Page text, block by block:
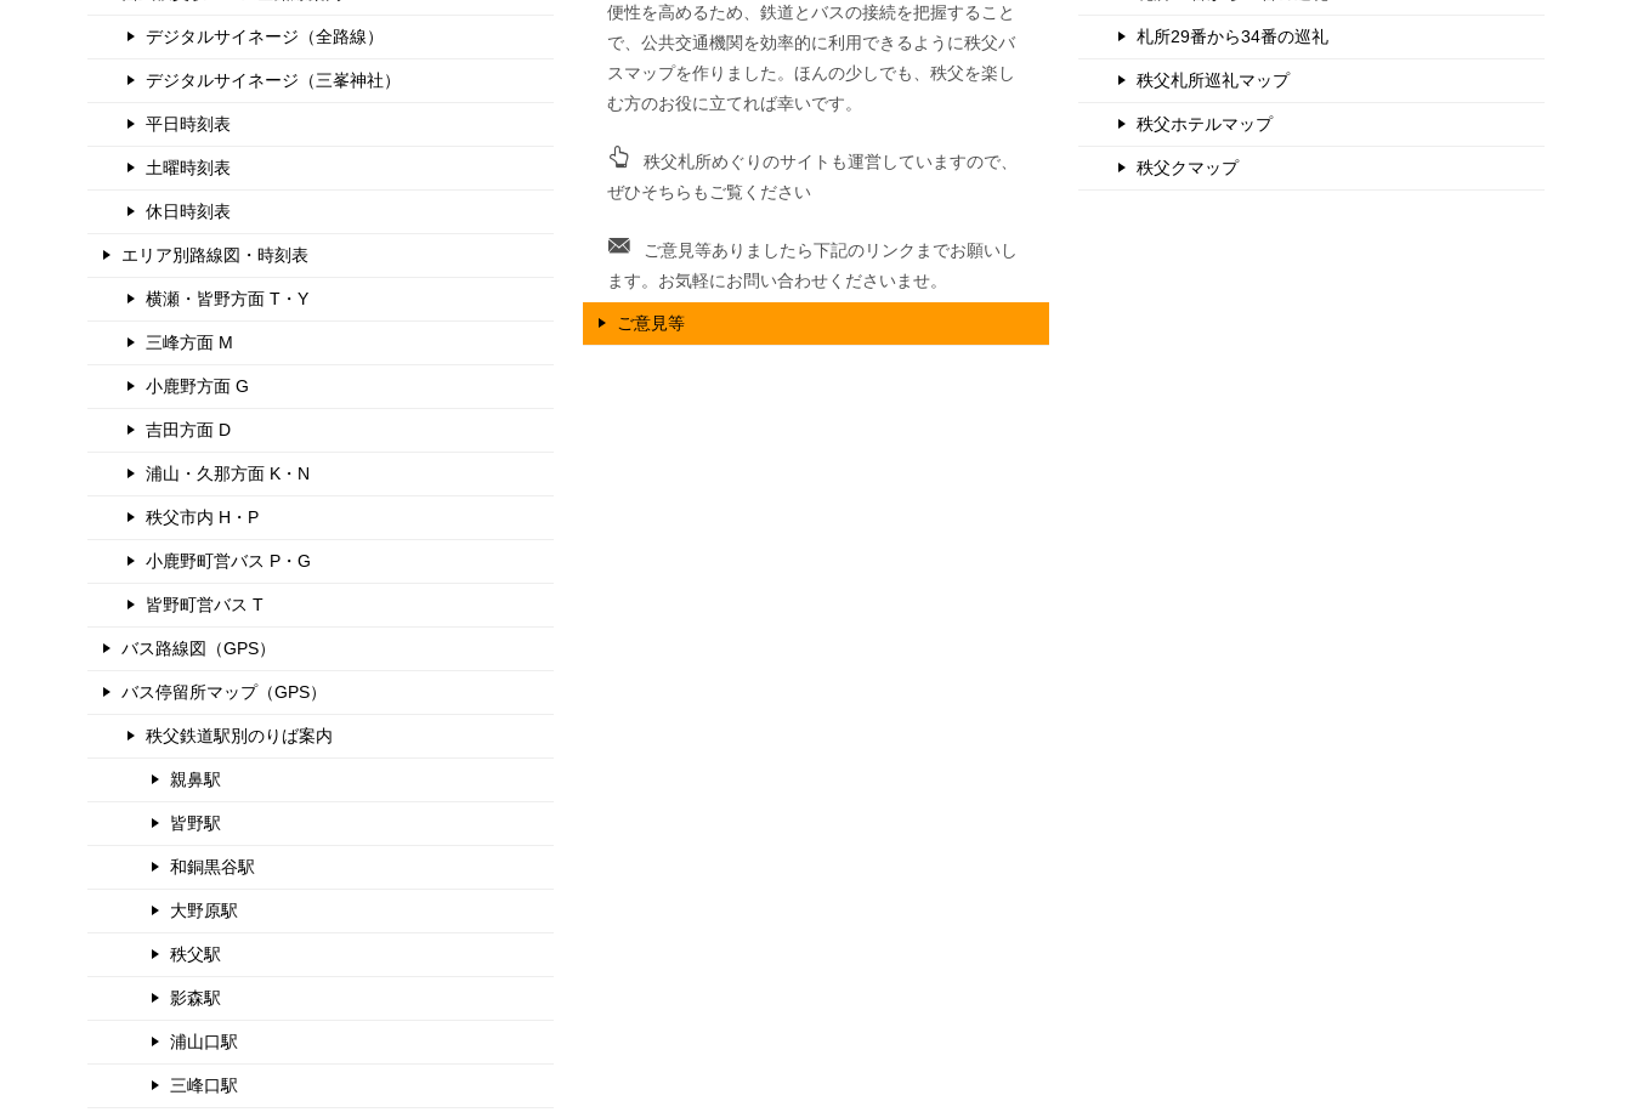
デジタルサイネージ（全路線）
デジタルサイネージ（三峯神社）
平日時刻表
土曜時刻表
休日時刻表
エリア別路線図・時刻表
横瀬・皆野方面 T・Y
三峰方面 M
小鹿野方面 G
吉田方面 D
浦山・久那方面 K・N
秩父市内 H・P
小鹿野町営バス P・G
皆野町営バス T
バス路線図（GPS）
バス停留所マップ（GPS）
秩父鉄道駅別のりば案内
親鼻駅
皆野駅
和銅黒谷駅
大野原駅
秩父駅
影森駅
浦山口駅
三峰口駅
便性を高めるため、鉄道とバスの接続を把握すること
で、公共交通機関を効率的に利用できるように秩父バ
スマップを作りました。ほんの少しでも、秩父を楽し
む方のお役に立てれば幸いです。
秩父札所めぐりのサイトも運営していますので、
ぜひそちらもご覧ください
ご意見等ありましたら下記のリンクまでお願いし
ます。お気軽にお問い合わせくださいませ。
ご意見等
札所29番から34番の巡礼
秩父札所巡礼マップ
秩父ホテルマップ
秩父クマップ